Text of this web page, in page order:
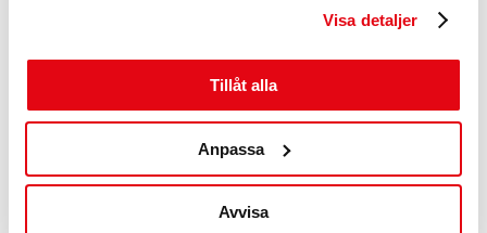
Visa detaljer
Tillåt alla
Anpassa
Avvisa
omvärldsanalytiker och innehållsansvarig för Buzzter som är
Sveriges största plattform för trender och förändringar. Docere är ett
Plats:Vandalorum, Värnamo
22 januari 2026 kl 8-10
Anmäl